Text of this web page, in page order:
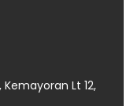
Lt 12,